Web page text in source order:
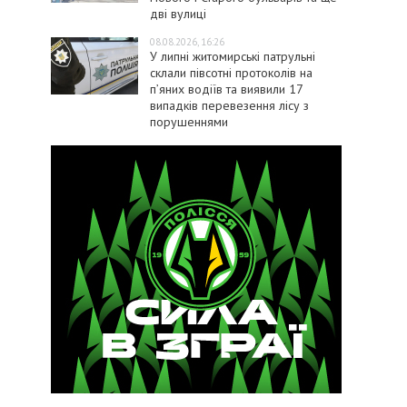
дві вулиці
08.08.2026, 16:26
У липні житомирські патрульні
склали півсотні протоколів на
пʼяних водіїв та виявили 17
випадків перевезення лісу з
порушеннями